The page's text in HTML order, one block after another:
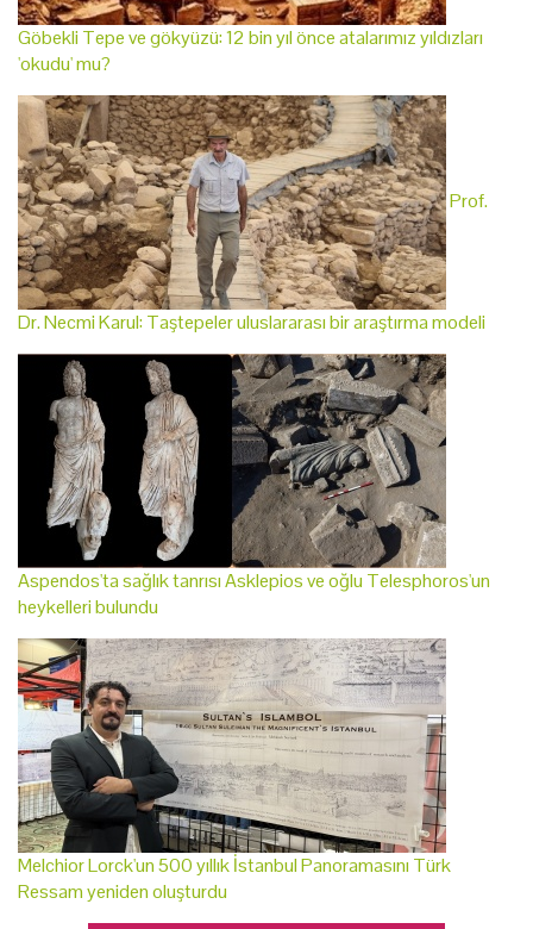
Göbekli Tepe ve gökyüzü: 12 bin yıl önce atalarımız yıldızları
'okudu' mu?
Prof.
Dr. Necmi Karul: Taştepeler uluslararası bir araştırma modeli
Aspendos'ta sağlık tanrısı Asklepios ve oğlu Telesphoros'un
heykelleri bulundu
Melchior Lorck'un 500 yıllık İstanbul Panoramasını Türk
Ressam yeniden oluşturdu